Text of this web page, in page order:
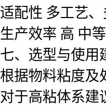
适配性 多工艺
生产效率 高 中等
七、选型与使用
根据物料粘度及
对于高粘体系建